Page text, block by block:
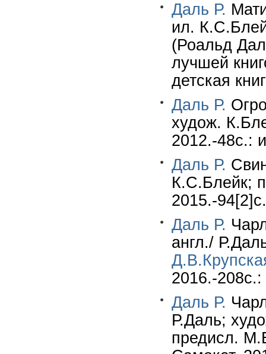
Даль Р.
ил.
(Роальд
лучшей
детская
Даль Р.
худож.
2012.-48c.:
Даль Р.
К.С.Блейк;
2015.-
Даль Р.
англ./
2016.-
Даль Р.
Р.Даль;
предисл.